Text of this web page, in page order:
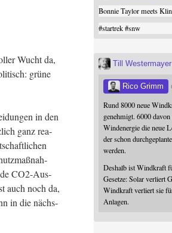
Wucht da,
grü­ne
in den
ganz rea­
CO2-Aus­
auch noch da,
in die nächs­
Bonnie Taylor meets
#startrek #snw
Till Westermayer
Rico Grimm
Rund 8000 neue
genehmigt. 6000
Windenergie die neue
der schon
werden.
Deshalb ist Windkraft
Gesetze: Solar verliert
Windkraft verliert sie
Anlagen.